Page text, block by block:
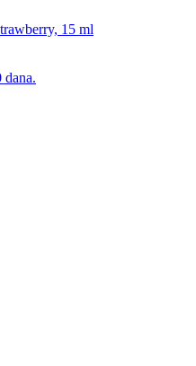
15 ml
dana.